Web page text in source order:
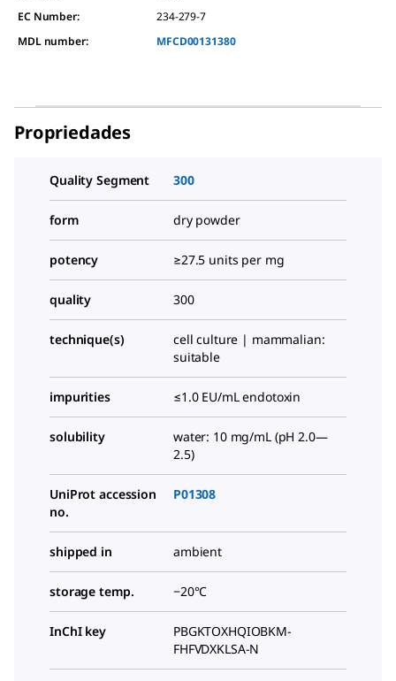
EC Number:
234-279-7
MDL number:
MFCD00131380
Propriedades
Quality Segment 300
form dry powder
potency ≥27.5 units per mg
quality 300
technique(s)
cell culture | mammalian:
suitable
impurities ≤1.0 EU/mL endotoxin
solubility
water: 10 mg/mL (pH 2.0—
2.5)
UniProt accession
no.
P01308
shipped in ambient
storage temp. −20°C
InChI key
PBGKTOXHQIOBKM-
FHFVDXKLSA-N